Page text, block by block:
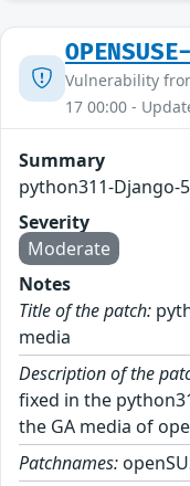
Vulnerability
17 00:00 -
Summary
python311-Django-
Severity
Moderate
Notes
Title of the patch:
media
Description of the
fixed in the
the GA media of
Patchnames: